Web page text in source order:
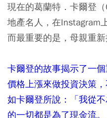
現在的葛蘭特．卡爾登
地產名人，在Instagram
而最重要的是，母親重新
卡爾登的故事揭示了一
價格上漲來做投資決策
如卡爾登所說：「我從
的一切都是為了現金流。